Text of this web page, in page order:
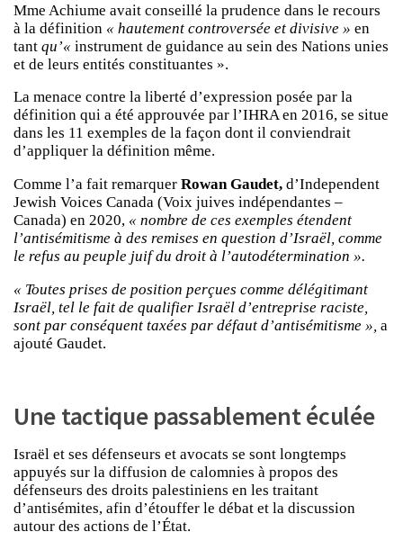
Mme Achiume avait conseillé la prudence dans le recours
à la définition « hautement controversée et divisive » en
tant qu’« instrument de guidance au sein des Nations unies
et de leurs entités constituantes ».
La menace contre la liberté d’expression posée par la
définition qui a été approuvée par l’IHRA en 2016, se situe
dans les 11 exemples de la façon dont il conviendrait
d’appliquer la définition même.
Comme l’a fait remarquer Rowan Gaudet, d’Independent
Jewish Voices Canada (Voix juives indépendantes –
Canada) en 2020, « nombre de ces exemples étendent
l’antisémitisme à des remises en question d’Israël, comme
le refus au peuple juif du droit à l’autodétermination ».
« Toutes prises de position perçues comme délégitimant
Israël, tel le fait de qualifier Israël d’entreprise raciste,
sont par conséquent taxées par défaut d’antisémitisme », a
ajouté Gaudet.
Une tactique passablement éculée
Israël et ses défenseurs et avocats se sont longtemps
appuyés sur la diffusion de calomnies à propos des
défenseurs des droits palestiniens en les traitant
d’antisémites, afin d’étouffer le débat et la discussion
autour des actions de l’État.